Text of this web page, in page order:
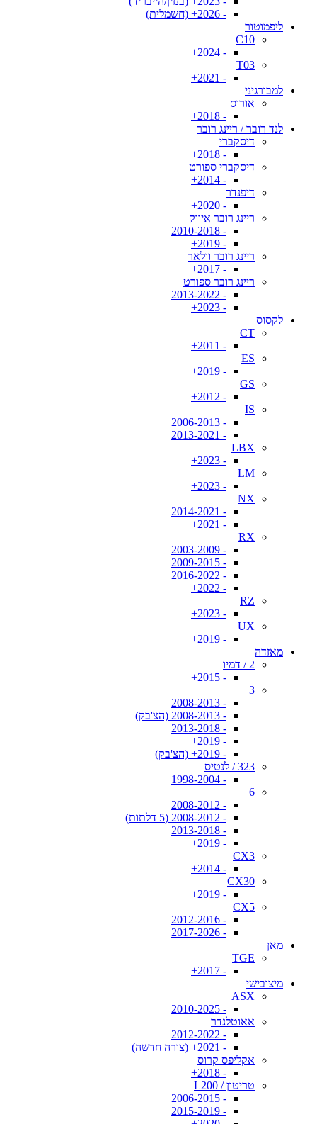
- 2026+ (חשמלית)
ליפמוטור
C10
- 2024+
T03
- 2021+
למבורגיני
אורוס
- 2018+
לנד רובר / ריינג רובר
דיסקברי
- 2018+
דיסקברי ספורט
- 2014+
דיפנדר
- 2020+
ריינג רובר איווק
- 2010-2018
- 2019+
ריינג רובר וולאר
- 2017+
ריינג רובר ספורט
- 2013-2022
- 2023+
לקסוס
CT
- 2011+
ES
- 2019+
GS
- 2012+
IS
- 2006-2013
- 2013-2021
LBX
- 2023+
LM
- 2023+
NX
- 2014-2021
- 2021+
RX
- 2003-2009
- 2009-2015
- 2016-2022
- 2022+
RZ
- 2023+
UX
- 2019+
מאזדה
2 / דמיו
- 2015+
3
- 2008-2013
- 2008-2013 (הצ'בק)
- 2013-2018
- 2019+
- 2019+ (הצ'בק)
323 / לנטיס
- 1998-2004
6
- 2008-2012
- 2008-2012 (5 דלתות)
- 2013-2018
- 2019+
CX3
- 2014+
CX30
- 2019+
CX5
- 2012-2016
- 2017-2026
מאן
TGE
- 2017+
מיצובישי
ASX
- 2010-2025
אאוטלנדר
- 2012-2022
- 2021+ (צורה חדשה)
אקליפס קרוס
- 2018+
טריטון / L200
- 2006-2015
- 2015-2019